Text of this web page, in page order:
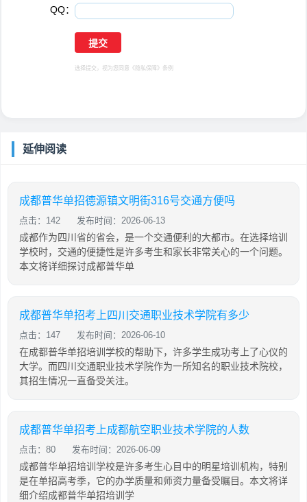
QQ：
选择提交，视为您同意 《隐私保障》 条例
延伸阅读
成都普华单招德源镇文明街316号交通方便吗
点击：142 发布时间：2026-06-13
成都作为四川省的省会，是一个交通便利的大都市。在选择培训
学校时，交通的便捷性是许多考生和家长非常关心的一个问题。
本文将详细探讨成都普华单
成都普华单招考上四川交通职业技术学院有多少
点击：147 发布时间：2026-06-10
在成都普华单招培训学校的帮助下，许多学生成功考上了心仪的
大学。而四川交通职业技术学院作为一所知名的职业技术院校，
其招生情况一直备受关注。
成都普华单招考上成都航空职业技术学院的人数
点击：80 发布时间：2026-06-09
成都普华单招培训学校是许多考生心目中的明星培训机构，特别
是在单招高考季，它的办学质量和师资力量备受瞩目。本文将详
细介绍成都普华单招培训学